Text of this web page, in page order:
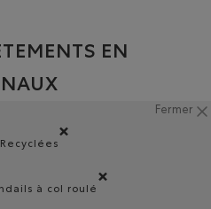
EN
Fermer
Coupes : m
FILTRE CLASSÉ SELON COULEUR :
à col roulé